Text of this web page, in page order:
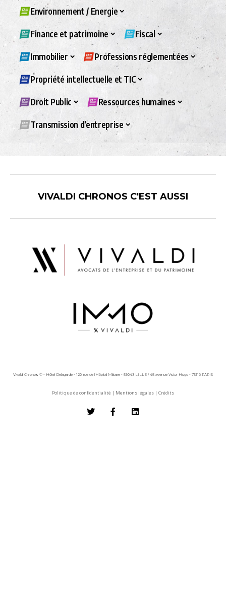
Environnement / Energie
Finance et patrimoine Fiscal
Immobilier Professions réglementées
Propriété intellectuelle et TIC
Droit Public Ressources humaines
Transmission d’entreprise
VIVALDI CHRONOS C'EST AUSSI
Vivaldi Chronos © - Hôtel Delagarde - 120, rue de l'Hôpital Militaire - 59043 LILLE / 45 avenue Victor Hugo - 75116 PARIS
Politique de confidentialité | Mentions légales | Crédits